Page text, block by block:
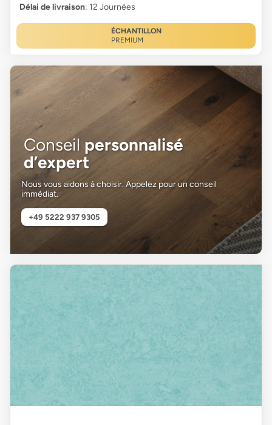
Délai de livraison: 12 Journées
ÉCHANTILLON
PREMIUM
Conseil personnalisé
d’expert
Nous vous aidons à choisir. Appelez pour un conseil
immédiat.
+49 5222 937 9305